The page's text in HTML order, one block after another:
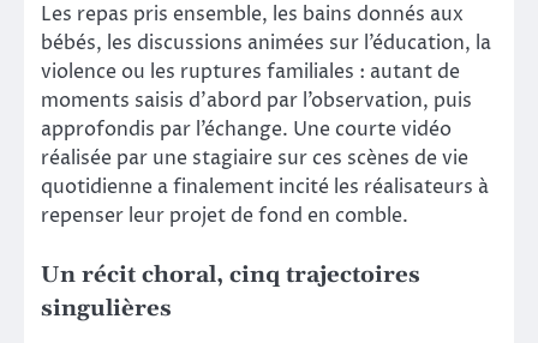
Les repas pris ensemble, les bains donnés aux
bébés, les discussions animées sur l’éducation, la
violence ou les ruptures familiales : autant de
moments saisis d’abord par l’observation, puis
approfondis par l’échange. Une courte vidéo
réalisée par une stagiaire sur ces scènes de vie
quotidienne a finalement incité les réalisateurs à
repenser leur projet de fond en comble.
Un récit choral, cinq trajectoires
singulières